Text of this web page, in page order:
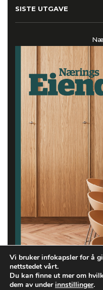
SISTE UTGAVE
Vi bruker infokapsler for å
nettstedet vårt.
Du kan finne ut mer om
dem av underinnstillinger.